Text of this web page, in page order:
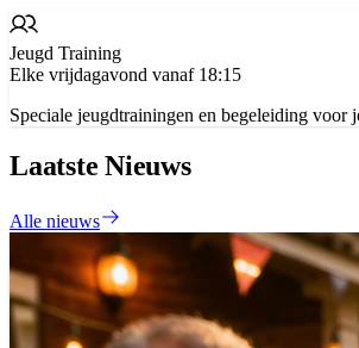
Jeugd Training
Elke vrijdagavond vanaf 18:15
Speciale jeugdtrainingen en begeleiding voor
Laatste Nieuws
Alle nieuws